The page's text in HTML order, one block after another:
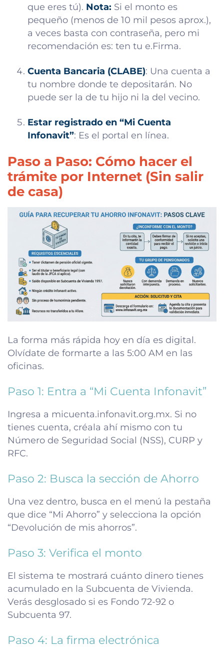
que eres tú). Nota: Si el monto es
pequeño (menos de 10 mil pesos aprox.),
a veces basta con contraseña, pero mi
recomendación es: ten tu e.Firma.
Cuenta Bancaria (CLABE): Una cuenta a
tu nombre donde te depositarán. No
puede ser la de tu hijo ni la del vecino.
Estar registrado en “Mi Cuenta
Infonavit”: Es el portal en línea.
Paso a Paso: Cómo hacer el
trámite por Internet (Sin salir
de casa)
La forma más rápida hoy en día es digital.
Olvídate de formarte a las 5:00 AM en las
oficinas.
Paso 1: Entra a “Mi Cuenta Infonavit”
Ingresa a micuenta.infonavit.org.mx. Si no
tienes cuenta, créala ahí mismo con tu
Número de Seguridad Social (NSS), CURP y
RFC.
Paso 2: Busca la sección de Ahorro
Una vez dentro, busca en el menú la pestaña
que dice “Mi Ahorro” y selecciona la opción
“Devolución de mis ahorros”.
Paso 3: Verifica el monto
El sistema te mostrará cuánto dinero tienes
acumulado en la Subcuenta de Vivienda.
Verás desglosado si es Fondo 72-92 o
Subcuenta 97.
Paso 4: La firma electrónica